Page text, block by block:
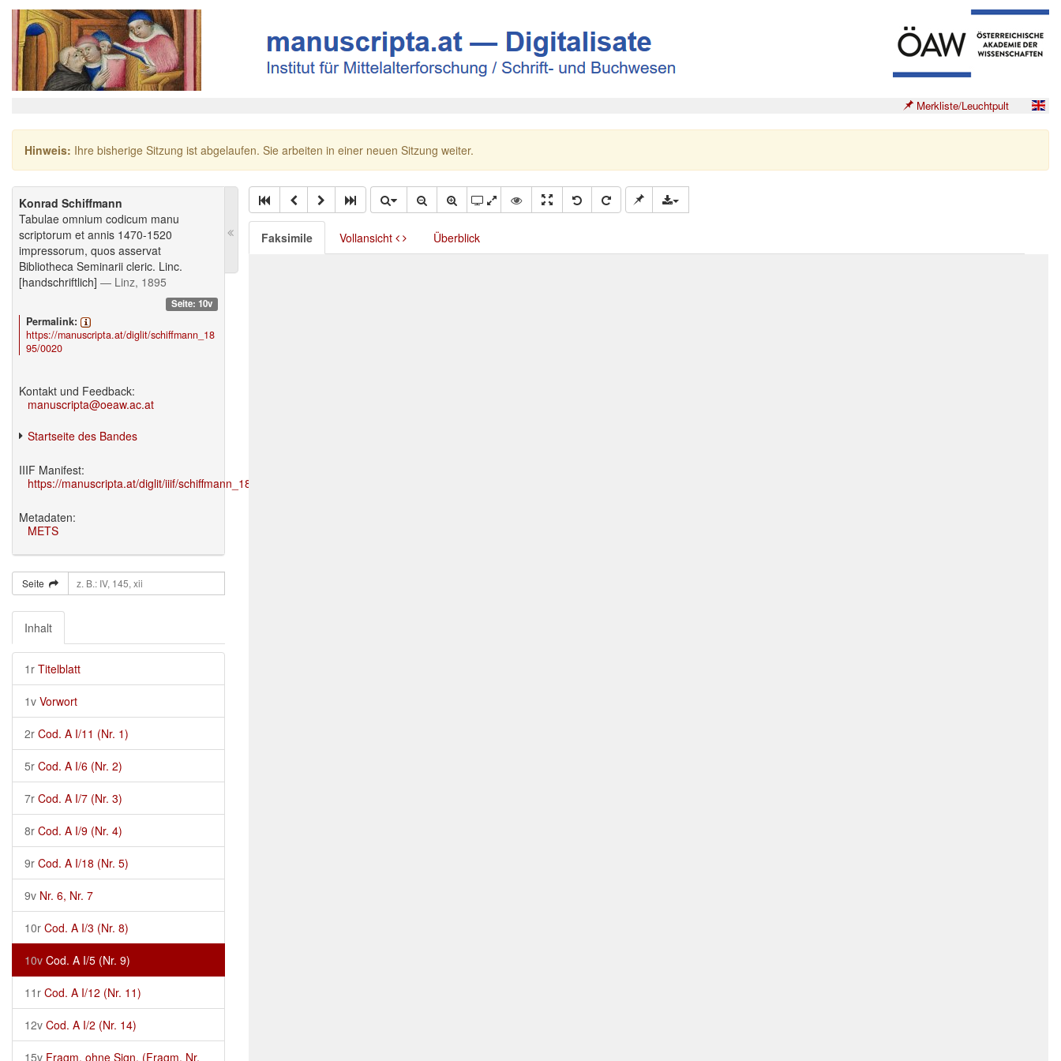
Merkliste/Leuchtpult
Hinweis: Ihre bisherige Sitzung ist abgelaufen. Sie arbeiten in einer neuen Sitzung weiter.
Konrad Schiffmann
Tabulae omnium codicum manu
scriptorum et annis 1470-1520
impressorum, quos asservat
Bibliotheca Seminarii cleric. Linc.
[handschriftlich] — Linz, 1895
Seite: 10v
Permalink:
https://manuscripta.at/diglit/schiffmann_18
95/0020
Kontakt und Feedback:
manuscripta@oeaw.ac.at
Startseite des Bandes
IIIF Manifest:
https://manuscripta.at/diglit/iiif/schiffmann_1895/manifest.json
Metadaten:
METS
Seite
Inhalt
1r Titelblatt
1v Vorwort
2r Cod. A I/11 (Nr. 1)
5r Cod. A I/6 (Nr. 2)
7r Cod. A I/7 (Nr. 3)
8r Cod. A I/9 (Nr. 4)
9r Cod. A I/18 (Nr. 5)
9v Nr. 6, Nr. 7
10r Cod. A I/3 (Nr. 8)
10v Cod. A I/5 (Nr. 9)
11r Cod. A I/12 (Nr. 11)
12v Cod. A I/2 (Nr. 14)
15v Fragm. ohne Sign. (Fragm. Nr.
Faksimile Vollansicht Überblick